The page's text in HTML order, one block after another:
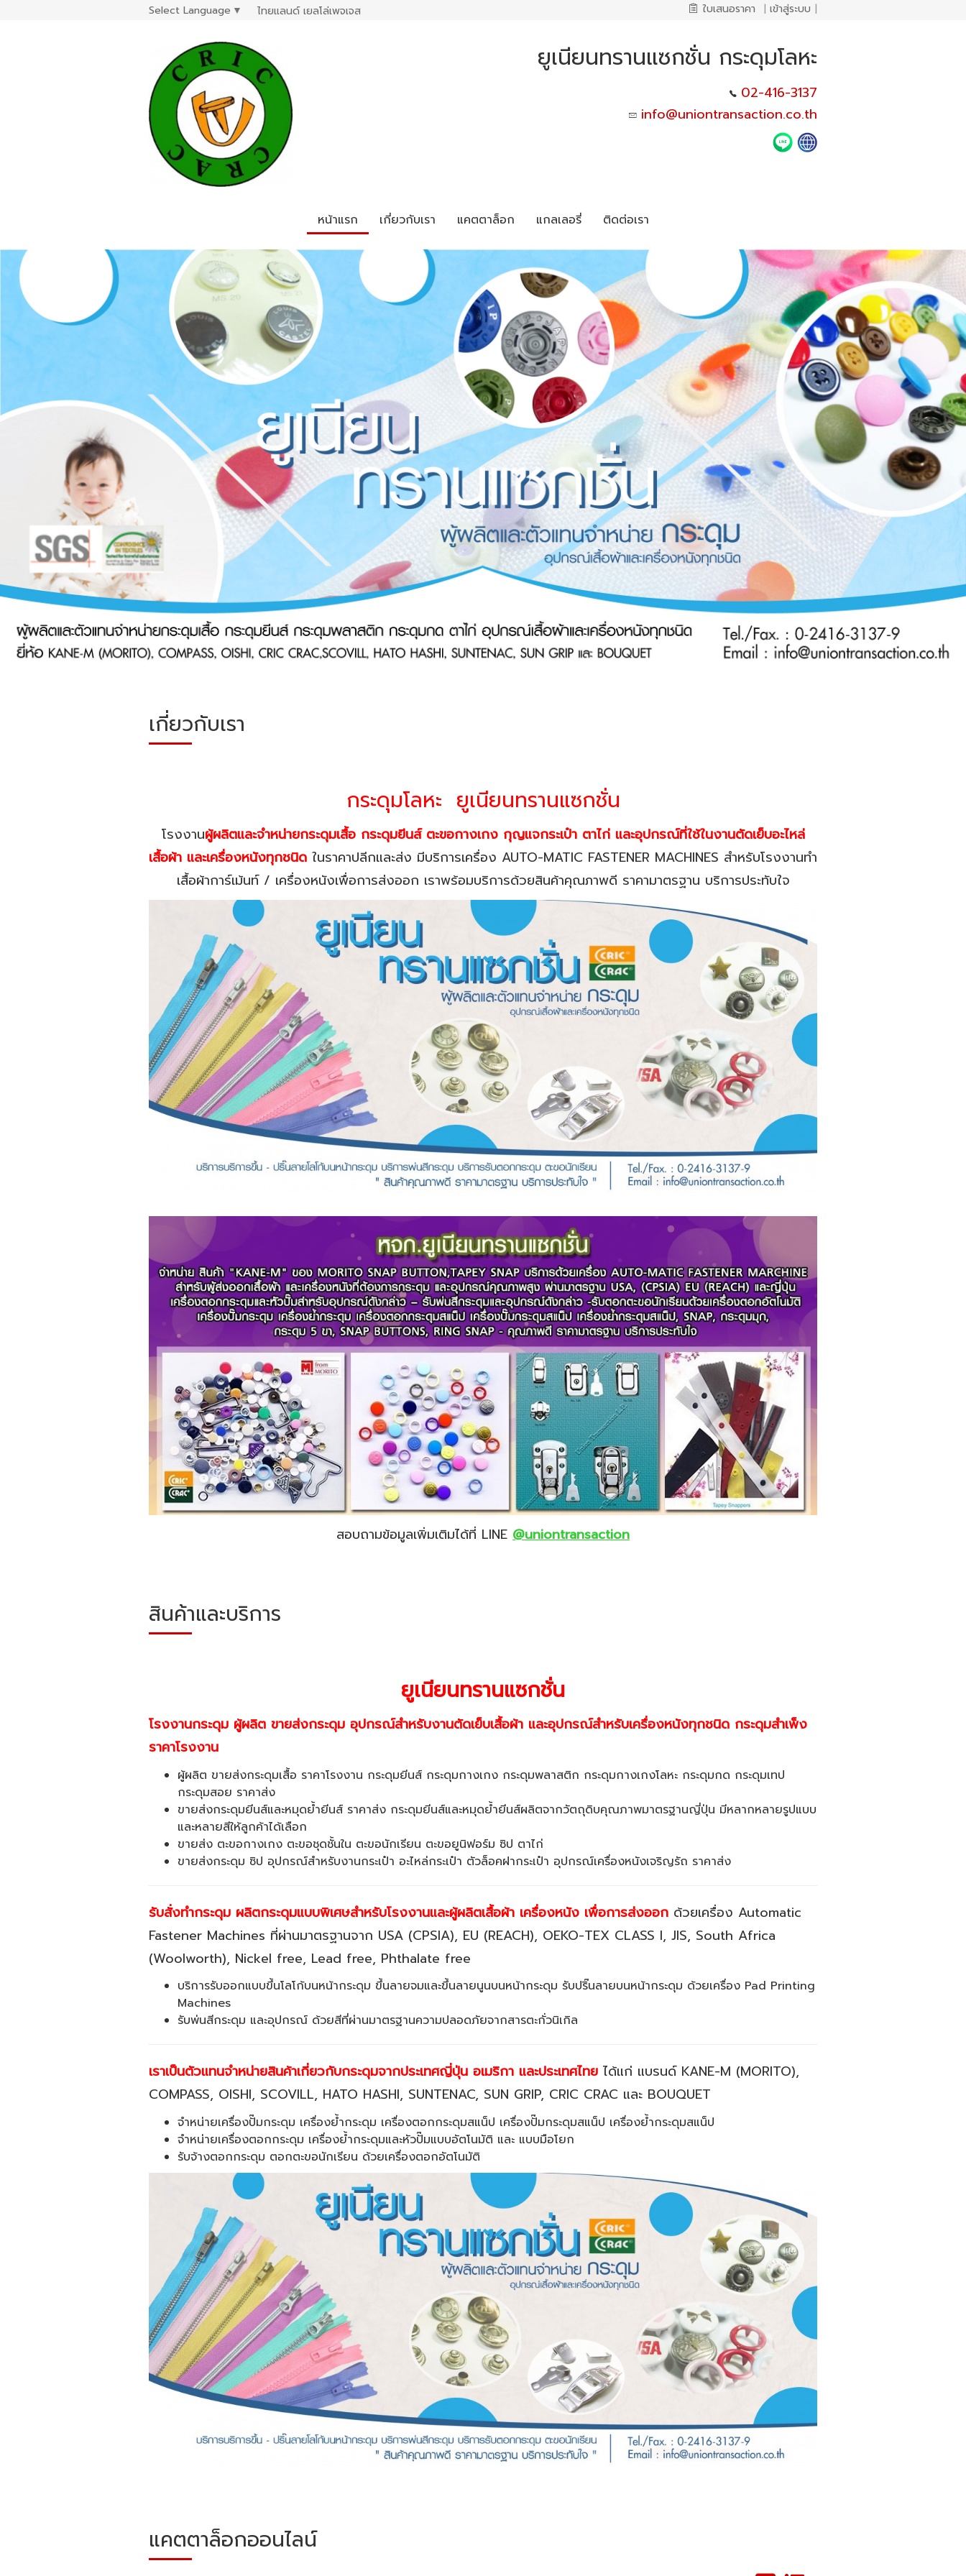
Select Language ▼ ไทยแลนด์ เยลโล่เพจเจส ใบเสนอราคา | เข้าสู่ระบบ |
ยูเนียนทรานแซกชั่น กระดุมโลหะ
02-416-3137
info@uniontransaction.co.th
หน้าแรก เกี่ยวกับเรา แคตตาล็อก แกลเลอรี่ ติดต่อเรา
เกี่ยวกับเรา
กระดุมโลหะ ยูเนียนทรานแซกชั่น
โรงงานผู้ผลิตและจำหน่ายกระดุมเสื้อ กระดุมยีนส์ ตะขอกางเกง กุญแจกระเป๋า ตาไก่ และอุปกรณ์ที่ใช้ในงานตัดเย็บอะไหล่
เสื้อผ้า และเครื่องหนังทุกชนิด ในราคาปลีกและส่ง มีบริการเครื่อง AUTO-MATIC FASTENER MACHINES สำหรับโรงงานทำ
เสื้อผ้าการ์เม้นท์ / เครื่องหนังเพื่อการส่งออก เราพร้อมบริการด้วยสินค้าคุณภาพดี ราคามาตรฐาน บริการประทับใจ
สอบถามข้อมูลเพิ่มเติมได้ที่ LINE @uniontransaction
สินค้าและบริการ
ยูเนียนทรานแซกชั่น
โรงงานกระดุม ผู้ผลิต ขายส่งกระดุม อุปกรณ์สำหรับงานตัดเย็บเสื้อผ้า และอุปกรณ์สำหรับเครื่องหนังทุกชนิด กระดุมสำเพ็ง
ราคาโรงงาน
ผู้ผลิต ขายส่งกระดุมเสื้อ ราคาโรงงาน กระดุมยีนส์ กระดุมกางเกง กระดุมพลาสติก กระดุมกางเกงโลหะ กระดุมกด กระดุมเทป
กระดุมสอย ราคาส่ง
ขายส่งกระดุมยีนส์และหมุดย้ำยีนส์ ราคาส่ง กระดุมยีนส์และหมุดย้ำยีนส์ผลิตจากวัตถุดิบคุณภาพมาตรฐานญี่ปุ่น มีหลากหลายรูปแบบ
และหลายสีให้ลูกค้าได้เลือก
ขายส่ง ตะขอกางเกง ตะขอชุดชั้นใน ตะขอนักเรียน ตะขอยูนิฟอร์ม ซิป ตาไก่
ขายส่งกระดุม ซิป อุปกรณ์สำหรับงานกระเป๋า อะไหล่กระเป๋า ตัวล็อคฝากระเป๋า อุปกรณ์เครื่องหนังเจริญรัถ ราคาส่ง
รับสั่งทำกระดุม ผลิตกระดุมแบบพิเศษสำหรับโรงงานและผู้ผลิตเสื้อผ้า เครื่องหนัง เพื่อการส่งออก ด้วยเครื่อง Automatic
Fastener Machines ที่ผ่านมาตรฐานจาก USA (CPSIA), EU (REACH), OEKO-TEX CLASS I, JIS, South Africa
(Woolworth), Nickel free, Lead free, Phthalate free
บริการรับออกแบบขึ้นโลโก้บนหน้ากระดุม ขึ้นลายจมและขึ้นลายนูนบนหน้ากระดุม รับปริ๊นลายบนหน้ากระดุม ด้วยเครื่อง Pad Printing
Machines
รับพ่นสีกระดุม และอุปกรณ์ ด้วยสีที่ผ่านมาตรฐานความปลอดภัยจากสารตะกั่วนิเกิล
เราเป็นตัวแทนจำหน่ายสินค้าเกี่ยวกับกระดุมจากประเทศญี่ปุ่น อเมริกา และประเทศไทย ได้แก่ แบรนด์ KANE-M (MORITO),
COMPASS, OISHI, SCOVILL, HATO HASHI, SUNTENAC, SUN GRIP, CRIC CRAC และ BOUQUET
จำหน่ายเครื่องปั๊มกระดุม เครื่องย้ำกระดุม เครื่องตอกกระดุมสแน็ป เครื่องปั๊มกระดุมสแน็ป เครื่องย้ำกระดุมสแน็ป
จำหน่ายเครื่องตอกกระดุม เครื่องย้ำกระดุมและหัวปั๊มแบบอัตโนมัติ และ แบบมือโยก
รับจ้างตอกกระดุม ตอกตะขอนักเรียน ด้วยเครื่องตอกอัตโนมัติ
แคตตาล็อกออนไลน์